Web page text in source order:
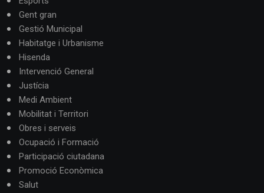
Gent gran
Gestió Municipal
Habitatge i Urbanisme
Hisenda
Intervenció General
Justícia
Medi Ambient
Mobilitat i Territori
Obres i serveis
Ocupació i Formació
Participació ciutadana
Promoció Econòmica
Salut